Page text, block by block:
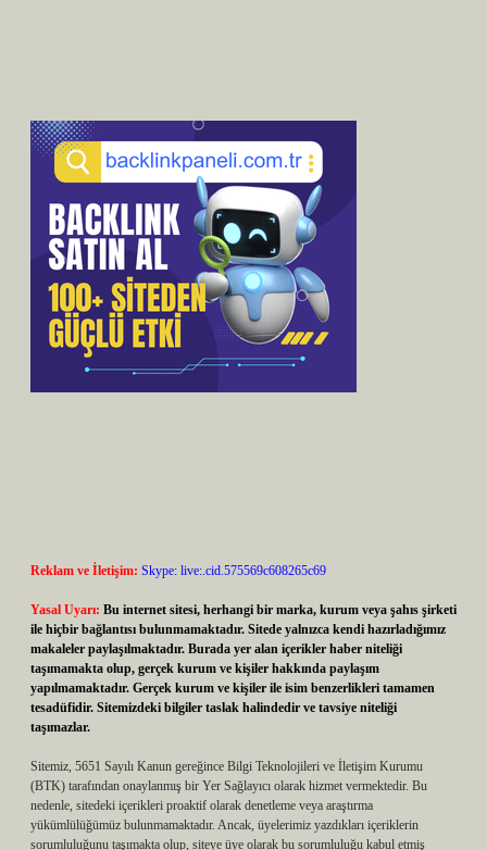
Reklam ve İletişim: Skype: live:.cid.575569c608265c69
Yasal Uyarı: Bu internet sitesi, herhangi bir marka, kurum veya şahıs şirketi
ile hiçbir bağlantısı bulunmamaktadır. Sitede yalnızca kendi hazırladığımız
makaleler paylaşılmaktadır. Burada yer alan içerikler haber niteliği
taşımamakta olup, gerçek kurum ve kişiler hakkında paylaşım
yapılmamaktadır. Gerçek kurum ve kişiler ile isim benzerlikleri tamamen
tesadüfidir. Sitemizdeki bilgiler taslak halindedir ve tavsiye niteliği
taşımazlar.
Sitemiz, 5651 Sayılı Kanun gereğince Bilgi Teknolojileri ve İletişim Kurumu
(BTK) tarafından onaylanmış bir Yer Sağlayıcı olarak hizmet vermektedir. Bu
nedenle, sitedeki içerikleri proaktif olarak denetleme veya araştırma
yükümlülüğümüz bulunmamaktadır. Ancak, üyelerimiz yazdıkları içeriklerin
sorumluluğunu taşımakta olup, siteye üye olarak bu sorumluluğu kabul etmiş